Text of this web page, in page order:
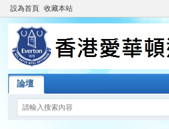
設為首頁 收藏本站
論壇